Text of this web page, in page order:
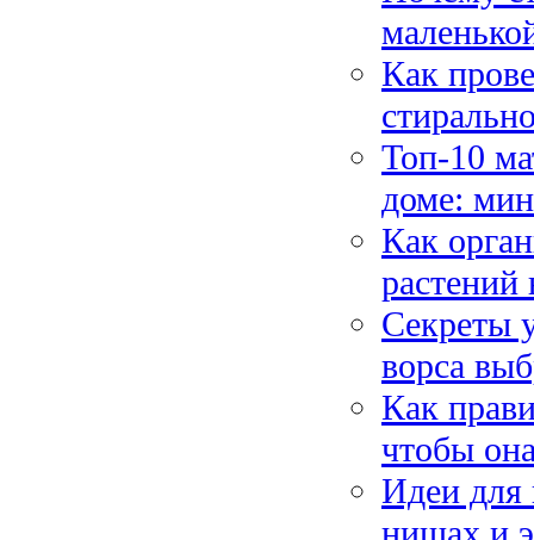
Как
Топ-10
доме:
Как
растений
Секреты
ворса
Как
чтобы
Идеи для